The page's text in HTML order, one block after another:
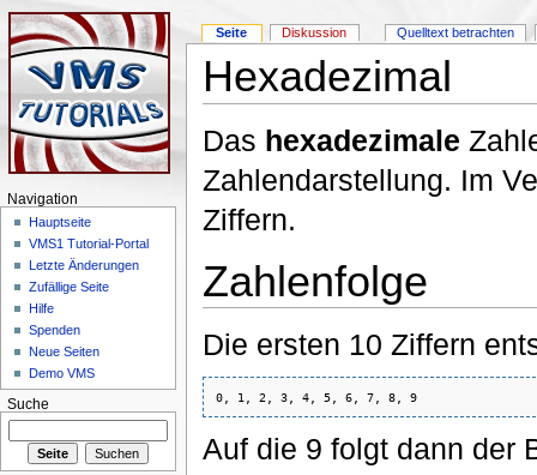
Hexadezimal
Das hexadezimale
Zahlendarstellung. Im
Ziffern.
Zahlenfolge
Die ersten 10 Ziffern
0, 1, 2, 3, 4, 5, 6, 7, 8, 9
Auf die 9 folgt dann der
Seite Diskussion Quelltext betrachten
Navigation
Hauptseite
VMS1 Tutorial-Portal
Letzte Änderungen
Zufällige Seite
Hilfe
Spenden
Neue Seiten
Demo VMS
Suche